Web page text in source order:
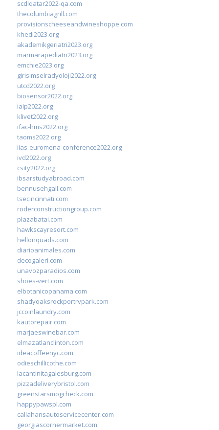
scdlqatar2022-qa.com
thecolumbiagrill.com
provisionscheeseandwineshoppe.com
khedi2023.org
akademikgeriatri2023.org
marmarapediatri2023.org
emchie2023.org
girisimselradyoloji2022.org
utcd2022.org
biosensor2022.org
ialp2022.org
klivet2022.org
ifac-hms2022.org
taoms2022.org
iias-euromena-conference2022.org
ivd2022.org
csity2022.org
ibsarstudyabroad.com
bennusehgall.com
tsecincinnati.com
roderconstructiongroup.com
plazabatai.com
hawkscayresort.com
hellonquads.com
diarioanimales.com
decogaleri.com
unavozparadios.com
shoes-vert.com
elbotanicopanama.com
shadyoaksrockportrvpark.com
jccoinlaundry.com
kautorepair.com
marjaeswinebar.com
elmazatlanclinton.com
ideacoffeenyc.com
odieschillicothe.com
lacantinitagalesburg.com
pizzadeliverybristol.com
greenstarsmogcheck.com
happypawspl.com
callahansautoservicecenter.com
georgiascornermarket.com